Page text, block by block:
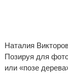
Наталия
Позируя для
или «позе дерева